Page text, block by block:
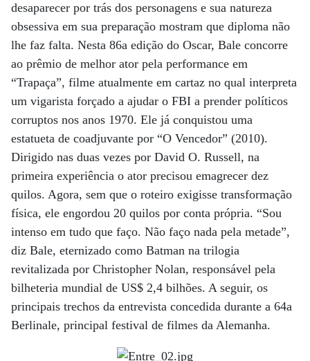
desaparecer por trás dos personagens e sua natureza
obsessiva em sua preparação mostram que diploma não
lhe faz falta. Nesta 86a edição do Oscar, Bale concorre
ao prêmio de melhor ator pela performance em
“Trapaça”, filme atualmente em cartaz no qual interpreta
um vigarista forçado a ajudar o FBI a prender políticos
corruptos nos anos 1970. Ele já conquistou uma
estatueta de coadjuvante por “O Vencedor” (2010).
Dirigido nas duas vezes por David O. Russell, na
primeira experiência o ator precisou emagrecer dez
quilos. Agora, sem que o roteiro exigisse transformação
física, ele engordou 20 quilos por conta própria. “Sou
intenso em tudo que faço. Não faço nada pela metade”,
diz Bale, eternizado como Batman na trilogia
revitalizada por Christopher Nolan, responsável pela
bilheteria mundial de US$ 2,4 bilhões. A seguir, os
principais trechos da entrevista concedida durante a 64a
Berlinale, principal festival de filmes da Alemanha.